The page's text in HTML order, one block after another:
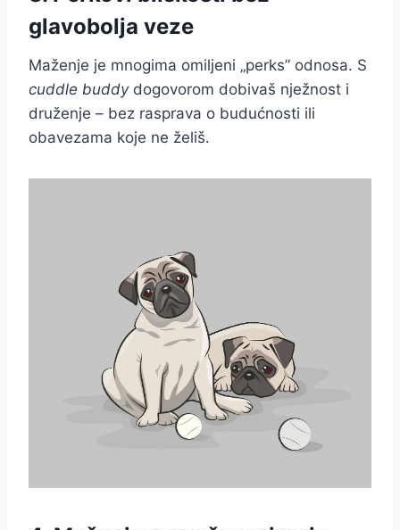
glavobolja veze
Maženje je mnogima omiljeni „perks” odnosa. S
cuddle buddydogovorom dobivaš nježnost i
druženje – bez rasprava o budućnosti ili
obavezama koje ne želiš.